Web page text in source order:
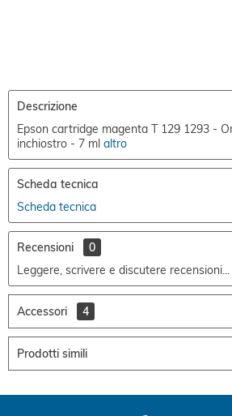
Descrizione
Epson cartridge magenta T 129 1293 -
inchiostro - 7 ml altro
Scheda tecnica
Scheda tecnica
Recensioni
0
Leggere, scrivere e discutere recensioni...
Accessori 4
Prodotti simili